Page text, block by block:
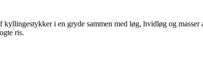
i en gryde sammen med løg, hvidløg og
ris.